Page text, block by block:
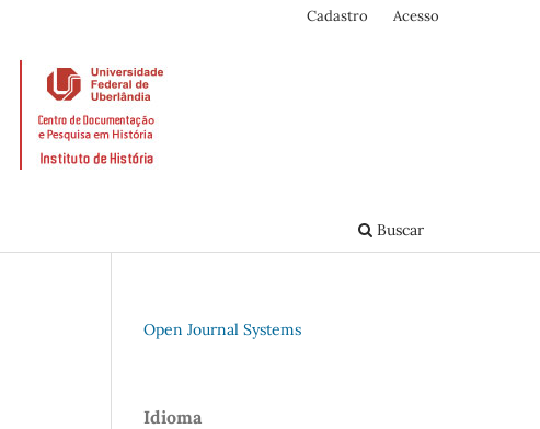
Buscar
Cadastro Acesso
Open Journal Systems
Idioma